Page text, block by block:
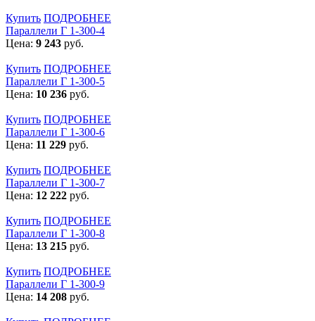
Купить ПОДРОБНЕЕ
Параллели Г 1-300-4
Цена: 9 243 руб.
Купить ПОДРОБНЕЕ
Параллели Г 1-300-5
Цена: 10 236 руб.
Купить ПОДРОБНЕЕ
Параллели Г 1-300-6
Цена: 11 229 руб.
Купить ПОДРОБНЕЕ
Параллели Г 1-300-7
Цена: 12 222 руб.
Купить ПОДРОБНЕЕ
Параллели Г 1-300-8
Цена: 13 215 руб.
Купить ПОДРОБНЕЕ
Параллели Г 1-300-9
Цена: 14 208 руб.